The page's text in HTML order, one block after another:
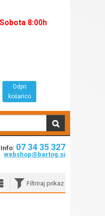
8:00h
Odpri
košarico
Info: 07 34 35 327
webshop@bartog.si
Filtriraj prikaz